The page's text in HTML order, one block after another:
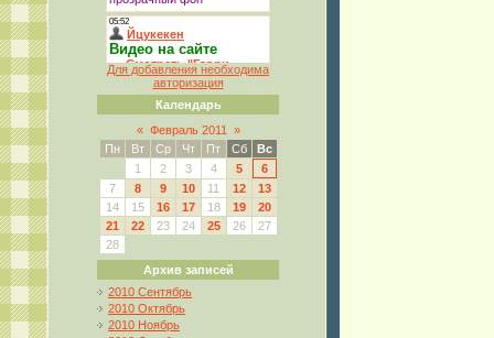
Для добавления необходима
авторизация
Календарь
« Февраль 2011
»
Пн
Вт Ср Чт Пт Сб
Вс
1
2 3 4 5
6
7
8 9 10 11 12
13
14
15 16 17 18 19
20
21
22 23 24 25 26
27
28
Архив записей
2010 Сентябрь
2010 Октябрь
2010 Ноябрь